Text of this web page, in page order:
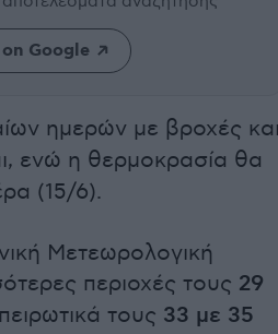
Google
ημερών με βροχές
ενώ η θερμοκρασία θα
(15/6).
Μετεωρολογική
περιοχές τους 29
τους 33 με 35